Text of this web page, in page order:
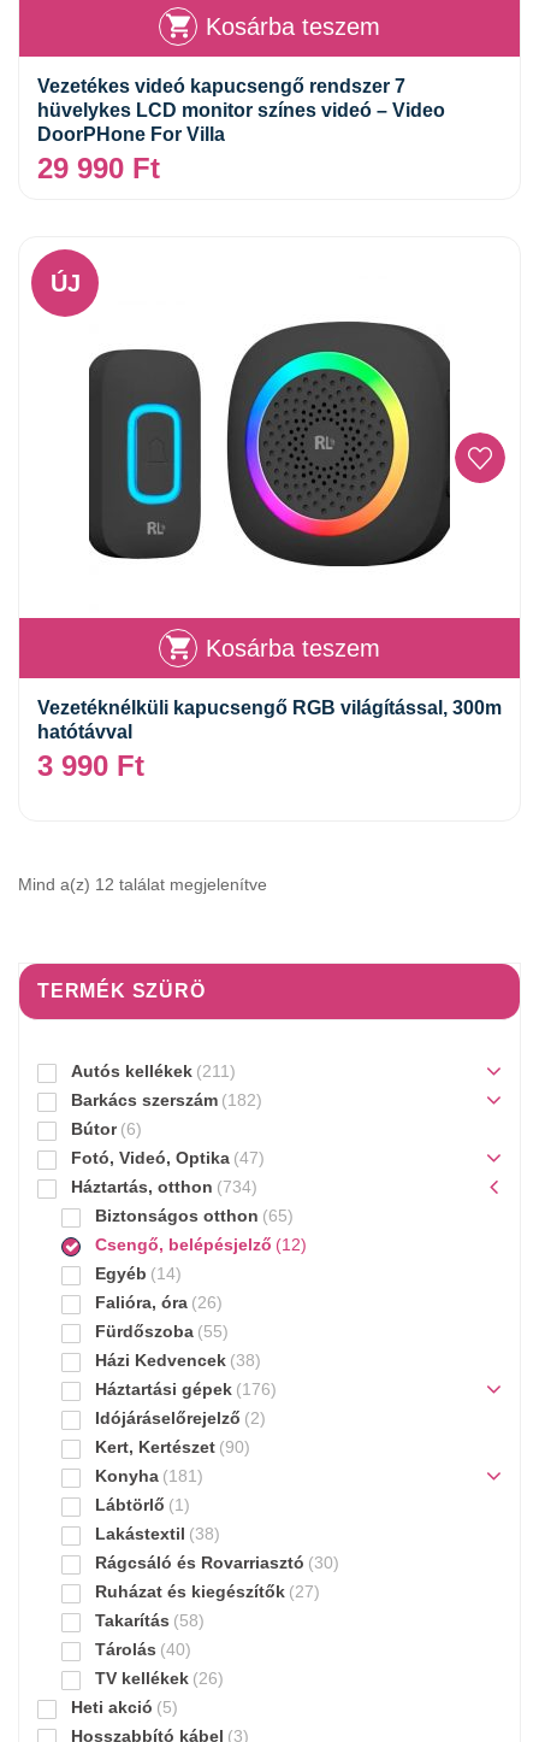
Kosárba teszem
Vezetékes videó kapucsengő rendszer 7
hüvelykes LCD monitor színes videó – Video
DoorPHone For Villa
29 990 Ft
ÚJ
Kosárba teszem
Vezetéknélküli kapucsengő RGB világítással, 300m
hatótávval
3 990 Ft
Mind a(z) 12 találat megjelenítve
TERMÉK SZÜRÖ
Autós kellékek (211)
Barkács szerszám (182)
Bútor (6)
Fotó, Videó, Optika (47)
Háztartás, otthon (734)
Biztonságos otthon (65)
Csengő, belépésjelző (12)
Egyéb (14)
Falióra, óra (26)
Fürdőszoba (55)
Házi Kedvencek (38)
Háztartási gépek (176)
Idójáráselőrejelző (2)
Kert, Kertészet (90)
Konyha (181)
Lábtörlő (1)
Lakástextil (38)
Rágcsáló és Rovarriasztó (30)
Ruházat és kiegészítők (27)
Takarítás (58)
Tárolás (40)
TV kellékek (26)
Heti akció (5)
Hosszabbító kábel (3)